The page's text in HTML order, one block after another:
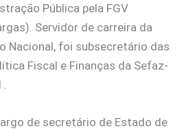
Pública pela FGV
Servidor de carreira da
Nacional, foi subsecretário das
Fiscal e Finanças da Sefaz-
de secretário de Estado de